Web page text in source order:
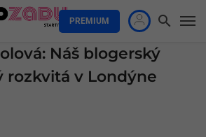
PREMIUM
Náš blogerský
rozkvitá v Londýne